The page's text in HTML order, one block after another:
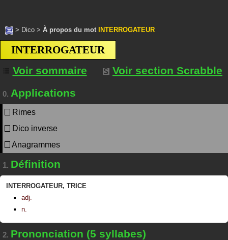
> Dico > À propos du mot INTERROGATEUR
INTERROGATEUR
Voir sommaire
Voir section Scrabble
0. Applications
Rimes
Dico inverse
Anagrammes
1. Définition
INTERROGATEUR, TRICE
adj.
n.
2. Prononciation (5 syllabes)